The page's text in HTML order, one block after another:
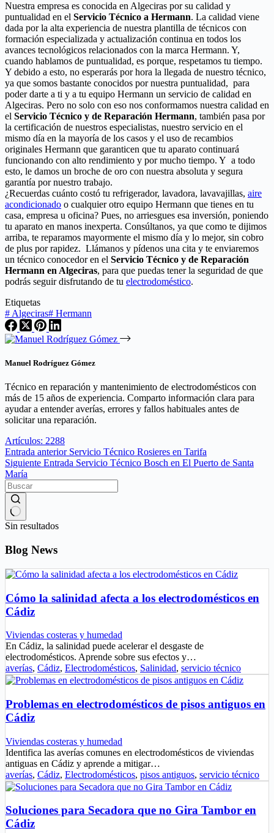
Nuestra empresa es conocida en Algeciras por su calidad y
puntualidad en el Servicio Técnico a Hermann. La calidad viene
dada por la alta experiencia de nuestra plantilla de técnicos con
formación especializada y actualización continua en todos los
avances tecnológicos relacionados con la marca Hermann. Y,
cuando hablamos de puntualidad, es porque, respetamos tu tiempo.
Y debido a esto, no esperarás por hora la llegada de nuestro técnico,
ya que somos bastante conocidos por nuestra puntualidad, para
poder darte a ti y a tu equipo Hermann un servicio de calidad en
Algeciras. Pero no solo con eso nos conformamos nuestra calidad en
el Servicio Técnico y de Reparación Hermann, también pasa por
la certificación de nuestros especialistas, nuestro servicio en el
mismo día en la mayoría de los casos y el uso de recambios
originales Hermann que garanticen que tu aparato continuará
funcionando con alto rendimiento y por mucho tiempo. Y a todo
esto, le damos un broche de oro con nuestra absoluta y segura
garantía por nuestro trabajo.
¿Recuerdas cuánto costó tu refrigerador, lavadora, lavavajillas, aire
acondicionado o cualquier otro equipo Hermann que tienes en tu
casa, empresa u oficina? Pues, no arriesgues esa inversión, poniendo
tu aparato en manos inexperta. Consúltanos, ya que como te dijimos
arriba, te reparamos mayormente el mismo día y lo mejor, sin cobro
de plus por rapidez. Llámanos y pídenos una cita y te enviaremos
un técnico conocedor en el Servicio Técnico y de Reparación
Hermann en Algeciras, para que puedas tener la seguridad de que
podrás seguir disfrutando de tu electrodoméstico.
Etiquetas
# Algeciras# Hermann
Manuel Rodríguez Gómez
Técnico en reparación y mantenimiento de electrodomésticos con
más de 15 años de experiencia. Comparto información clara para
ayudar a entender averías, errores y fallos habituales antes de
solicitar una reparación.
Artículos: 2288
Entrada anterior Servicio Técnico Rosieres en Tarifa
Siguiente Entrada Servicio Técnico Bosch en El Puerto de Santa
María
Sin resultados
Blog News
Cómo la salinidad afecta a los electrodomésticos en
Cádiz
Viviendas costeras y humedad
En Cádiz, la salinidad puede acelerar el desgaste de
electrodomésticos. Aprende sobre sus efectos y…
averías, Cádiz, Electrodomésticos, Salinidad, servicio técnico
Problemas en electrodomésticos de pisos antiguos en
Cádiz
Viviendas costeras y humedad
Identifica las averías comunes en electrodomésticos de viviendas
antiguas en Cádiz y aprende a mitigar…
averías, Cádiz, Electrodomésticos, pisos antiguos, servicio técnico
Soluciones para Secadora que no Gira Tambor en
Cádiz